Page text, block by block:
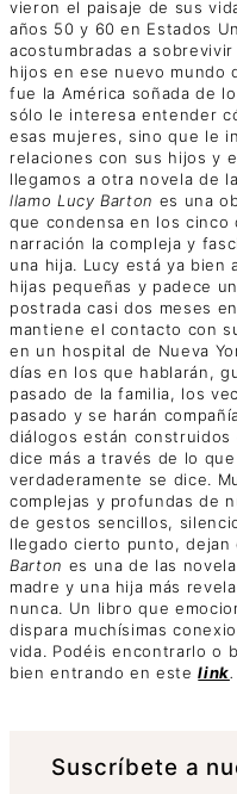
vieron el paisaje de sus
años 50 y 60 en Estados
acostumbradas a
hijos en ese nuevo mundo
fue la América soñada de
sólo le interesa entender
esas mujeres, sino que le
relaciones con sus hijos y
llegamos a otra novela de
llamo Lucy Barton es una
que condensa en los
narración la compleja y
una hija. Lucy está ya
hijas pequeñas y padece
postrada casi dos meses
mantiene el contacto con
en un hospital de Nueva
días en los que hablarán,
pasado de la familia, los
pasado y se harán
diálogos están construidos
dice más a través de lo
verdaderamente se dice.
complejas y profundas de
de gestos sencillos,
llegado cierto punto, dejan
Barton es una de las
madre y una hija más
nunca. Un libro que
dispara muchísimas
vida. Podéis encontrarlo o
bien entrando en estelink.
Suscrí­bete a